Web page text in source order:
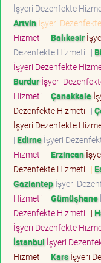
İşyeri Dezenfekte
Artvinİşyeri
Hizmeti | Balıkesir
Dezenfekte Hizmeti |
İşyeri Dezenfekte
Burdurİşyeri
Hizmeti | Çanakkale
Dezenfekte Hizmeti |
İşyeri Dezenfekte
| Edirneİşyeri
Hizmeti | Erzincan
Dezenfekte Hizmeti |
Gaziantepİşyeri
Hizmeti | Gümüşhane
Dezenfekte Hizmeti |
İşyeri Dezenfekte
İstanbul İşyeri
Hizmeti | Karsİşyeri